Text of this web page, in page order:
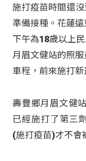
施打疫苗時間還
準備接種。花蓮
下午為18歲以上
月眉文健站的照
車程，前來施打新
壽豐鄉月眉文健
已經施打了第三
(施打疫苗)才不會